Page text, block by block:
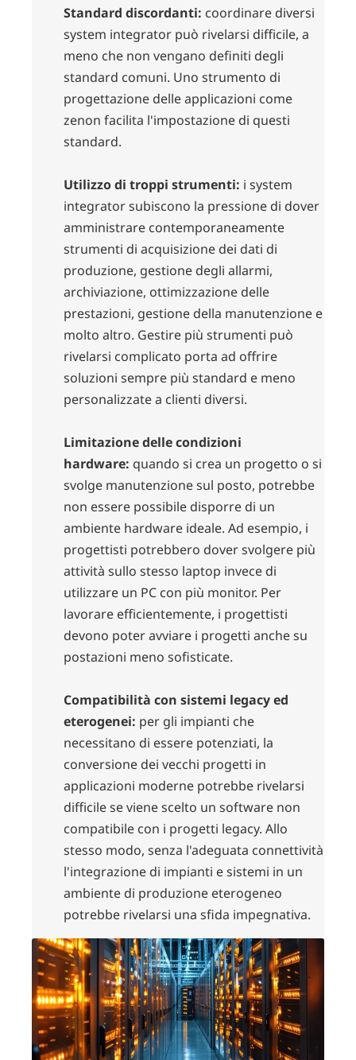
Standard discordanti: coordinare diversi
system integrator può rivelarsi difficile, a
meno che non vengano definiti degli
standard comuni. Uno strumento di
progettazione delle applicazioni come
zenon facilita l'impostazione di questi
standard.
Utilizzo di troppi strumenti: i system
integrator subiscono la pressione di dover
amministrare contemporaneamente
strumenti di acquisizione dei dati di
produzione, gestione degli allarmi,
archiviazione, ottimizzazione delle
prestazioni, gestione della manutenzione e
molto altro. Gestire più strumenti può
rivelarsi complicato porta ad offrire
soluzioni sempre più standard e meno
personalizzate a clienti diversi.
Limitazione delle condizioni
hardware: quando si crea un progetto o si
svolge manutenzione sul posto, potrebbe
non essere possibile disporre di un
ambiente hardware ideale. Ad esempio, i
progettisti potrebbero dover svolgere più
attività sullo stesso laptop invece di
utilizzare un PC con più monitor. Per
lavorare efficientemente, i progettisti
devono poter avviare i progetti anche su
postazioni meno sofisticate.
Compatibilità con sistemi legacy ed
eterogenei: per gli impianti che
necessitano di essere potenziati, la
conversione dei vecchi progetti in
applicazioni moderne potrebbe rivelarsi
difficile se viene scelto un software non
compatibile con i progetti legacy. Allo
stesso modo, senza l'adeguata connettività
l'integrazione di impianti e sistemi in un
ambiente di produzione eterogeneo
potrebbe rivelarsi una sfida impegnativa.